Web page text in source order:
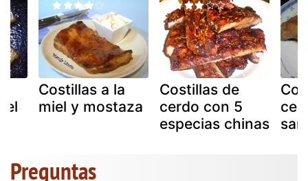
Costillas a la
miel y mostaza
Costillas de
cerdo con 5
especias chinas
Preguntas